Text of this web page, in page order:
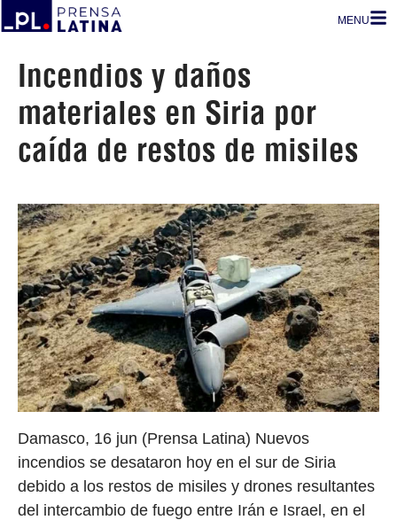
MENU
Incendios y daños
materiales en Siria por
caída de restos de misiles
Damasco, 16 jun (Prensa Latina) Nuevos
incendios se desataron hoy en el sur de Siria
debido a los restos de misiles y drones resultantes
del intercambio de fuego entre Irán e Israel, en el